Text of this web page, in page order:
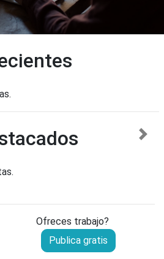
Ofreces trabajo?
Publica gratis